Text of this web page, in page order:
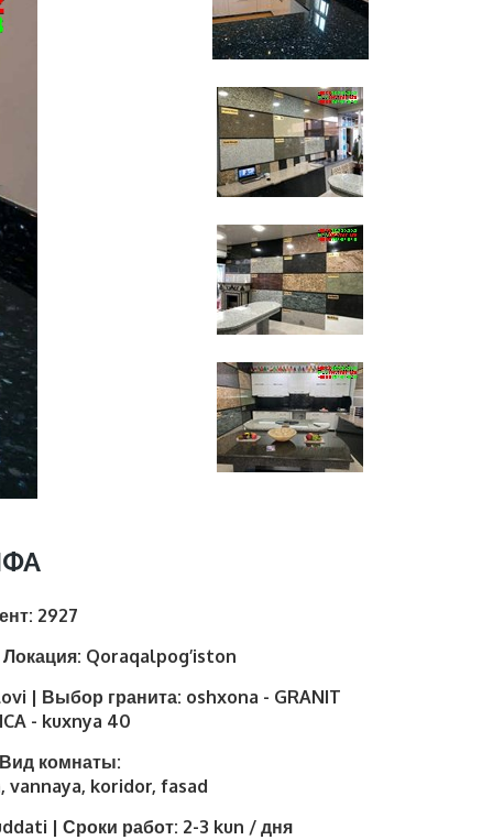
2927
Qoraqalpog’iston
| Выбор гранита: oshxona - GRANIT
- kuxnya 40
комнаты:
vannaya, koridor, fasad
| Сроки работ: 2-3 kun / дня